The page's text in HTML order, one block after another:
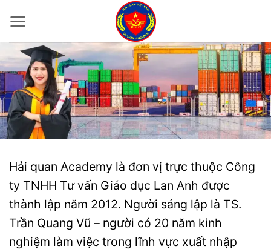
qua
nội
dung
Hải quan Academy là đơn vị trực thuộc Công
ty TNHH Tư vấn Giáo dục Lan Anh được
thành lập năm 2012. Người sáng lập là TS.
Trần Quang Vũ – người có 20 năm kinh
nghiệm làm việc trong lĩnh vực xuất nhập